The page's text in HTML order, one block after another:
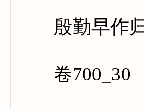
殷勤早作归
卷700_30